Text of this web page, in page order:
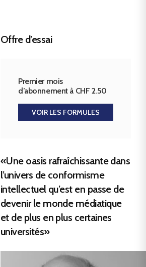
Offre d’essai
Premier mois
d’abonnement à CHF 2.50
VOIR LES FORMULES
«Une oasis rafraîchissante dans
l’univers de conformisme
intellectuel qu’est en passe de
devenir le monde médiatique
et de plus en plus certaines
universités»